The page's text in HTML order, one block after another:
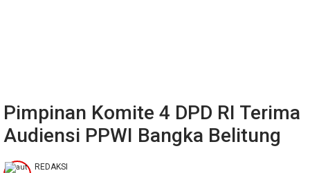
Pimpinan Komite 4 DPD RI Terima
Audiensi PPWI Bangka Belitung
REDAKSI